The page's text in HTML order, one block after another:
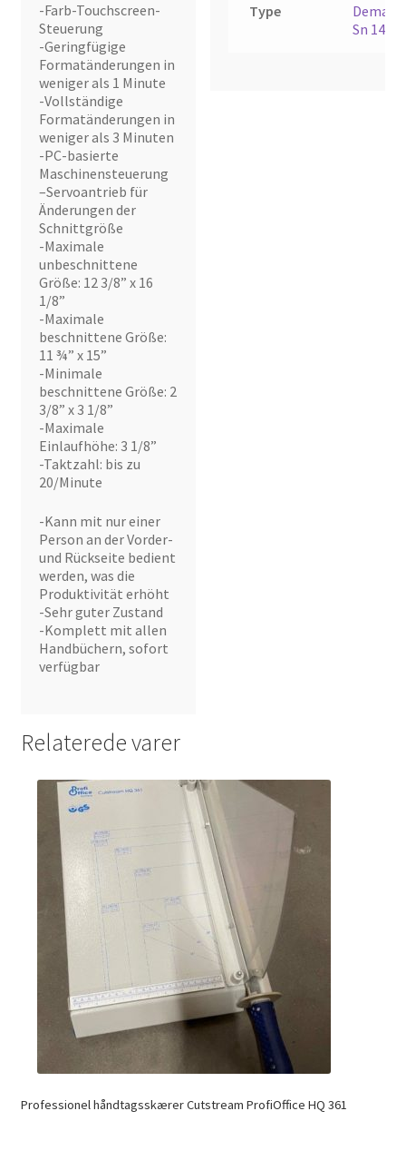
-Farb-Touchscreen-
Steuerung
-Geringfügige
Formatänderungen in
weniger als 1 Minute
-Vollständige
Formatänderungen in
weniger als 3 Minuten
-PC-basierte
Maschinensteuerung
–Servoantrieb für
Änderungen der
Schnittgröße
-Maximale
unbeschnittene
Größe: 12 3/8” x 16
1/8”
-Maximale
beschnittene Größe:
11 ¾” x 15”
-Minimale
beschnittene Größe: 2
3/8” x 3 1/8”
-Maximale
Einlaufhöhe: 3 1/8”
-Taktzahl: bis zu
20/Minute
-Kann mit nur einer
Person an der Vorder-
und Rückseite bedient
werden, was die
Produktivität erhöht
-Sehr guter Zustand
-Komplett mit allen
Handbüchern, sofort
verfügbar
Type
Demand
Sn 140
Relaterede varer
Professionel håndtagsskærer Cutstream ProfiOffice HQ 361